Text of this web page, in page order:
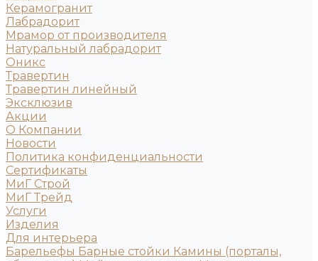
Керамогранит
Лабрадорит
Мрамор от производителя
Натуральный лабрадорит
Оникс
Травертин
Травертин линейный
Эксклюзив
Акции
О Компании
Новости
Политика конфиденциальности
Сертификаты
МиГ Строй
МиГ Трейд
Услуги
Изделия
Для интерьера
Барельефы Барные стойки Камины (порталы,